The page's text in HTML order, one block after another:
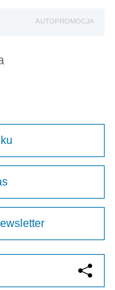
AUTOPROMOCJA